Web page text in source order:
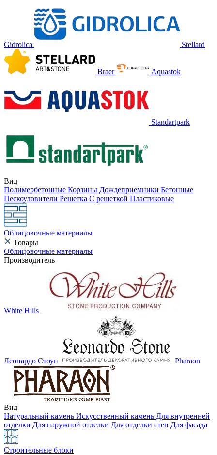
Gidrolica Stellard
Braer Aquastok
Standartpark
Вид
Полимербетонные Корзины Дождеприемники Бетонные
Пескоуловители Решетка С решеткой Пластиковые
Облицовочные материалы
Товары
Облицовочные материалы
Производитель
White Hills
Леонардо Стоун Pharaon
Вид
Натуральный камень Искусственный камень Для внутренней
отделки Для наружной отделки Для отделки стен Для фасада
Строительные блоки